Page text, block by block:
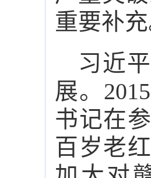
重要补
习近
展。
书记在
百岁老